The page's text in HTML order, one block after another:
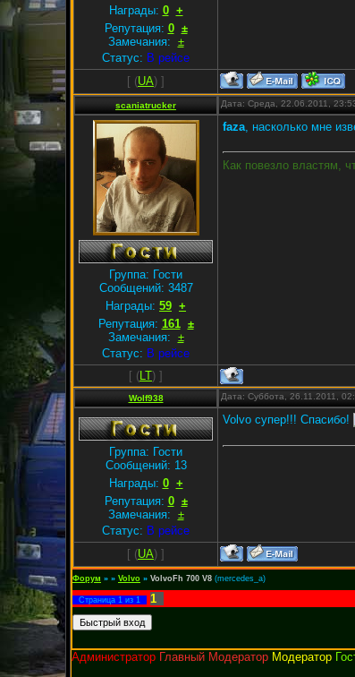
Награды: 0 +
Репутация: 0 ±
Замечания: ±
Статус: В рейсе
[ (UA) ]
scaniatrucker Дата: Среда, 22.06.2011,
Группа: Гости
Сообщений: 3487
Награды: 59 +
Репутация: 161 ±
Замечания: ±
Статус: В рейсе
faza , насколько мне
Как повезло властям,
[ (LT) ]
Wolf938 Дата: Суббота, 26.11.2011,
Группа: Гости
Сообщений: 13
Награды: 0 +
Репутация: 0 ±
Замечания: ±
Статус: В рейсе
Volvo супер!!! Спасибо!
[ (UA) ]
Форум » » Volvo » VolvoFh 700 V8 (mercedes_a)
Страница 1 из 1
1
Администратор Главный Модератор Модератор